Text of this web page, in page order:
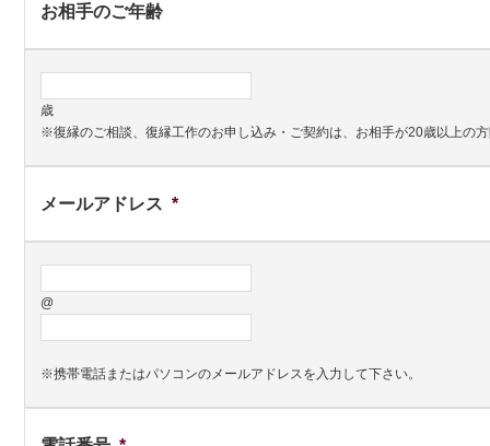
お相手のご年齢
歳
※復縁のご相談、復縁工作のお申し込み・ご契約は、お相手が20歳以上の
メールアドレス *
@
※携帯電話またはパソコンのメールアドレスを入力して下さい。